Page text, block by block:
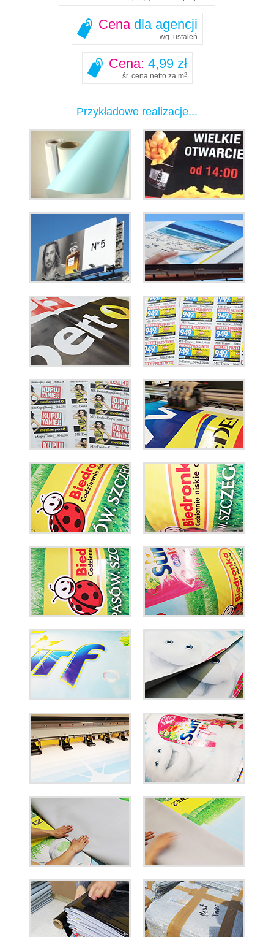
Cena dla agencji
wg. ustaleń
Cena: 4,99 zł
śr. cena netto za m2
Przykładowe realizacje...